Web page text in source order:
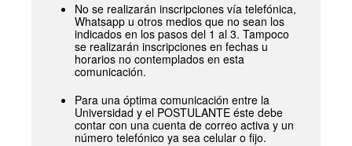
No se realizarán inscripciones vía telefónica,
Whatsapp u otros medios que no sean los
indicados en los pasos del 1 al 3. Tampoco
se realizarán inscripciones en fechas u
horarios no contemplados en esta
comunicación.
Para una óptima comunicación entre la
Universidad y el POSTULANTE éste debe
contar con una cuenta de correo activa y un
número telefónico ya sea celular o fijo.